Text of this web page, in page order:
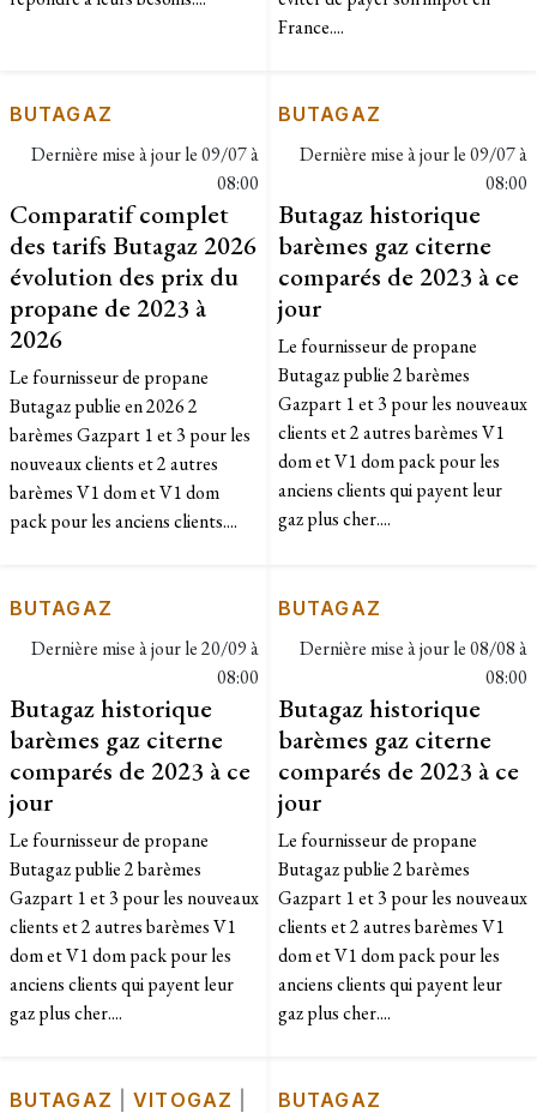
France....
BUTAGAZ
Dernière mise à jour le09/07 à
08:00
Comparatif complet
des tarifs Butagaz 2026
évolution des prix du
propane de 2023 à
2026
Le fournisseur de propane
Butagaz publie en 2026 2
barèmes Gazpart 1 et 3 pour les
nouveaux clients et 2 autres
barèmes V1 dom et V1 dom
pack pour les anciens clients....
BUTAGAZ
Dernière mise à jour le09/07 à
08:00
Butagaz historique
barèmes gaz citerne
comparés de 2023 à ce
jour
Le fournisseur de propane
Butagaz publie 2 barèmes
Gazpart 1 et 3 pour les nouveaux
clients et 2 autres barèmes V1
dom et V1 dom pack pour les
anciens clients qui payent leur
gaz plus cher....
BUTAGAZ
Dernière mise à jour le20/09 à
08:00
Butagaz historique
barèmes gaz citerne
comparés de 2023 à ce
jour
Le fournisseur de propane
Butagaz publie 2 barèmes
Gazpart 1 et 3 pour les nouveaux
clients et 2 autres barèmes V1
dom et V1 dom pack pour les
anciens clients qui payent leur
gaz plus cher....
BUTAGAZ
Dernière mise à jour le08/08 à
08:00
Butagaz historique
barèmes gaz citerne
comparés de 2023 à ce
jour
Le fournisseur de propane
Butagaz publie 2 barèmes
Gazpart 1 et 3 pour les nouveaux
clients et 2 autres barèmes V1
dom et V1 dom pack pour les
anciens clients qui payent leur
gaz plus cher....
BUTAGAZ |VITOGAZ BUTAGAZ